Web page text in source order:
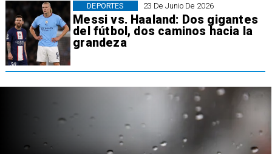
23 De Junio De 2026
Messi vs. Haaland: Dos gigantes
del fútbol, dos caminos hacia la
grandeza
DEPORTES